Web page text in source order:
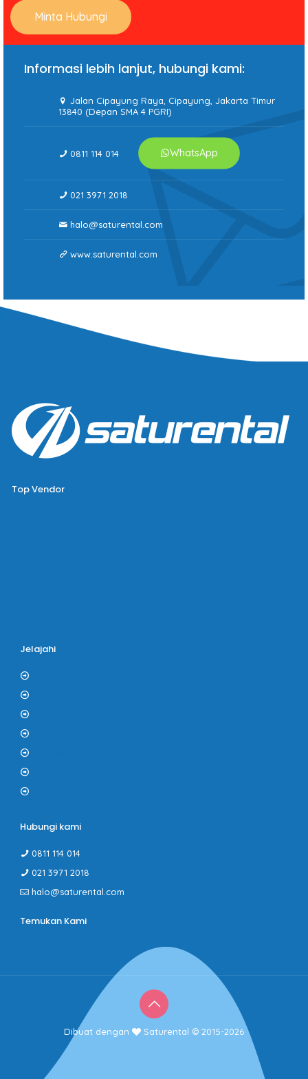
Informasi lebih lanjut, hubungi kami:
Jalan Cipayung Raya, Cipayung, Jakarta Timur
13840 (Depan SMA 4 PGRI)
0811 114 014 WhatsApp
021 3971 2018
halo@saturental.com
www.saturental.com
Top Vendor
Jelajahi
Hubungi kami
0811 114 014
021 3971 2018
halo@saturental.com
Temukan Kami
Dibuat dengan Saturental © 2015-2026